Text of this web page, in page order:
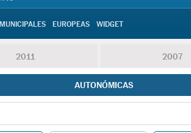
MUNICIPALES EUROPEAS WIDGET
2011 2007
AUTONÓMICAS